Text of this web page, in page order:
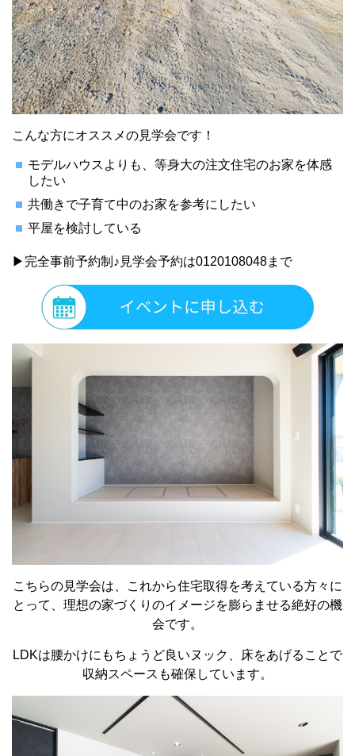
こんな方にオススメの見学会です！
モデルハウスよりも、等身大の注文住宅のお家を体感
したい
共働きで子育て中のお家を参考にしたい
平屋を検討している
▶完全事前予約制♪見学会予約は0120108048まで
こちらの見学会は、これから住宅取得を考えている方々に
とって、理想の家づくりのイメージを膨らませる絶好の機
会です。
LDKは腰かけにもちょうど良いヌック、床をあげることで
収納スペースも確保しています。